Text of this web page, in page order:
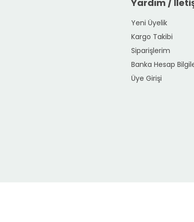
Yardım /
Yeni Üyelik
Kargo Takibi
Siparişlerim
Banka Hesap
Üye Girişi